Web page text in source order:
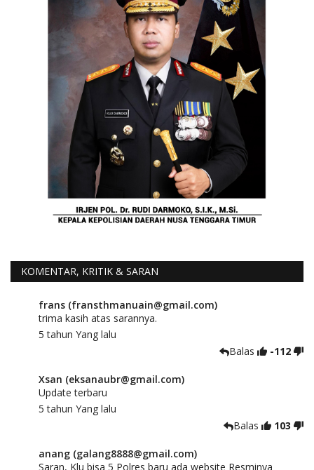
KOMENTAR, KRITIK & SARAN
frans (fransthmanuain@gmail.com)
trima kasih atas sarannya.
5 tahun Yang lalu
Balas
-112
Xsan (eksanaubr@gmail.com)
Update terbaru
5 tahun Yang lalu
Balas
103
anang (galang8888@gmail.com)
Saran, Klu bisa 5 Polres baru ada website Resminya